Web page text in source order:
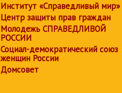
Институт «Справедливый мир»
Центр защиты прав граждан
Молодежь СПРАВЕДЛИВОЙ
РОССИИ
Социал-демократический союз
женщин России
Домсовет